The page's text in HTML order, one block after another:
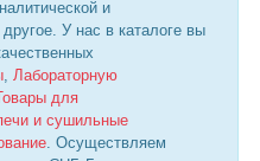
и
У нас в каталоге вы
, Лабораторную
для
и сушильные
. Осуществляем